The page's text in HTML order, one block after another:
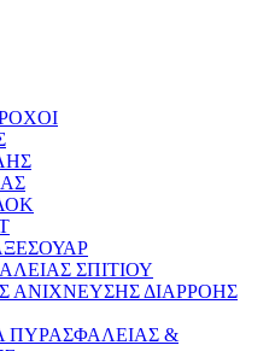
ΣΠΙΤΙΟΥ
ΑΝΙΧΝΕΥΣΗΣ ΔΙΑΡΡΟΗΣ
ΠΥΡΑΣΦΑΛΕΙΑΣ &